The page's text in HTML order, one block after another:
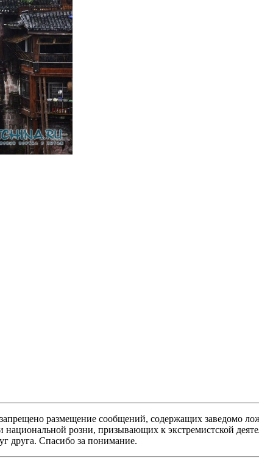
размещение сообщений, содержащих заведомо
розни, призывающих к экстремистской
друга. Спасибо за понимание.